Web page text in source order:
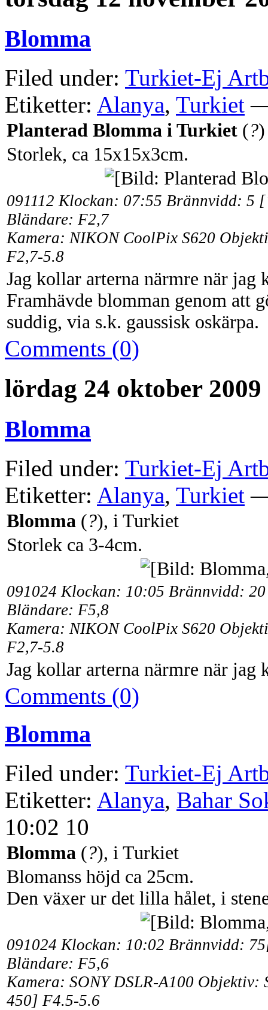
Blomma
Filed under: Turkiet-Ej
Etiketter: Alanya, Turkiet —
Planterad Blomma i Turkiet (?)
Storlek, ca 15x15x3cm.
091112 Klockan: 07:55 Brännvidd: 5
Bländare: F2,7
Kamera: NIKON CoolPix S620
F2,7-5.8
Jag kollar arterna närmre när jag
Framhävde blomman genom att
suddig, via s.k. gaussisk oskärpa.
Comments (0)
lördag 24 oktober 2009
Blomma
Filed under: Turkiet-Ej
Etiketter: Alanya, Turkiet —
Blomma (?), i Turkiet
Storlek ca 3-4cm.
091024 Klockan: 10:05 Brännvidd:
Bländare: F5,8
Kamera: NIKON CoolPix S620
F2,7-5.8
Jag kollar arterna närmre när jag
Comments (0)
Blomma
Filed under: Turkiet-Ej
Etiketter: Alanya, Bahar
10:02 10
Blomma (?), i Turkiet
Blomanss höjd ca 25cm.
Den växer ur det lilla hålet, i
091024 Klockan: 10:02 Brännvidd:
Bländare: F5,6
Kamera: SONY DSLR-A100 Objektiv:
450] F4.5-5.6